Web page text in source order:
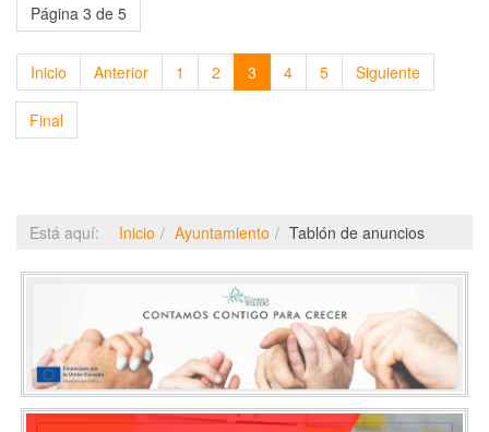
Página 3 de 5
Inicio Anterior 1 2 3 4 5 Siguiente
Final
Está aquí: Inicio Ayuntamiento Tablón de anuncios